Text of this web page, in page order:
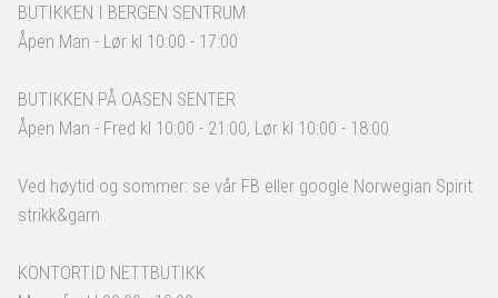
BUTIKKEN I BERGEN SENTRUM
Åpen Man - Lør kl 10:00 - 17:00
BUTIKKEN PÅ OASEN SENTER
Åpen Man - Fred kl 10:00 - 21:00, Lør kl 10:00 - 18:00
Ved høytid og sommer: se vår FB eller google Norwegian Spirit
strikk&garn
KONTORTID NETTBUTIKK